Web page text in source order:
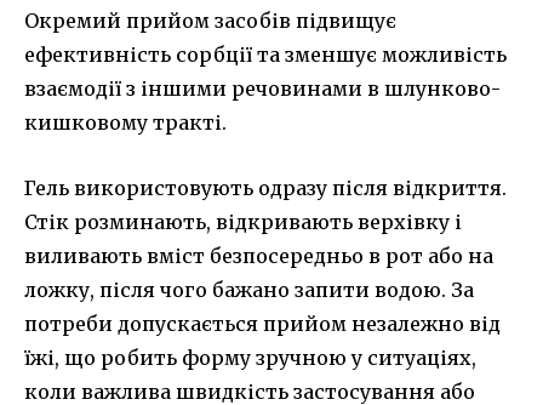
Окремий прийом засобів підвищує
ефективність сорбції та зменшує можливість
взаємодії з іншими речовинами в шлунково-
кишковому тракті.
Гель використовують одразу після відкриття.
Стік розминають, відкривають верхівку і
виливають вміст безпосередньо в рот або на
ложку, після чого бажано запити водою. За
потреби допускається прийом незалежно від
їжі, що робить форму зручною у ситуаціях,
коли важлива швидкість застосування або